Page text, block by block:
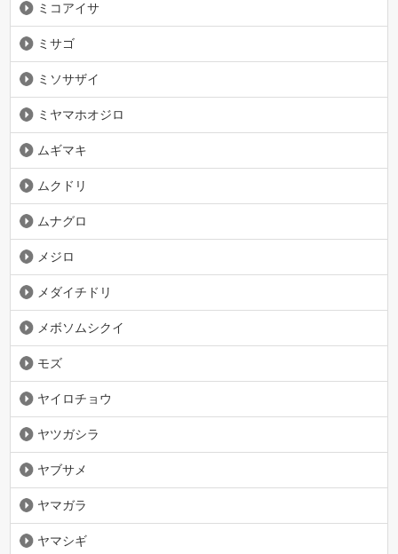
ミコアイサ
ミサゴ
ミソサザイ
ミヤマホオジロ
ムギマキ
ムクドリ
ムナグロ
メジロ
メダイチドリ
メボソムシクイ
モズ
ヤイロチョウ
ヤツガシラ
ヤブサメ
ヤマガラ
ヤマシギ